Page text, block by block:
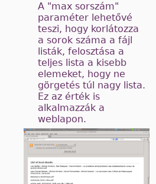
A "max sorszám"
paraméter lehetővé
teszi, hogy korlátozza
a sorok száma a fájl
listák, felosztása a
teljes lista a kisebb
elemeket, hogy ne
görgetés túl nagy lista.
Ez az érték is
alkalmazzák a
weblapon.